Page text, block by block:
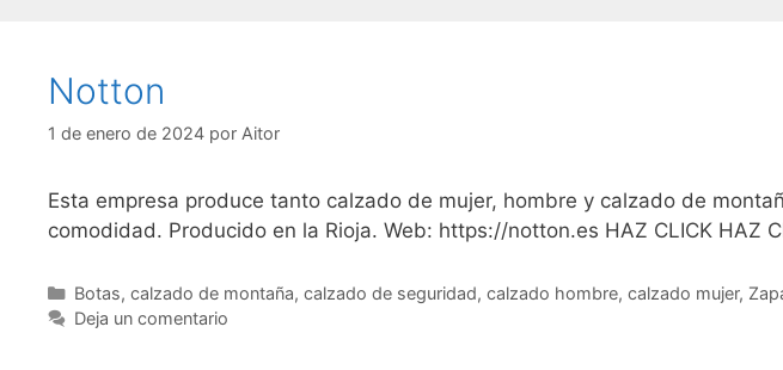
Notton
1 de enero de 2024 por Aitor
Esta empresa produce tanto calzado de mujer, hombre y calzado de
comodidad. Producido en la Rioja. Web: https://notton.es HAZ CLICK HAZ
Categorías
Botas, calzado de montaña, calzado de seguridad, calzado hombre, calzado mujer,
Deja un comentario